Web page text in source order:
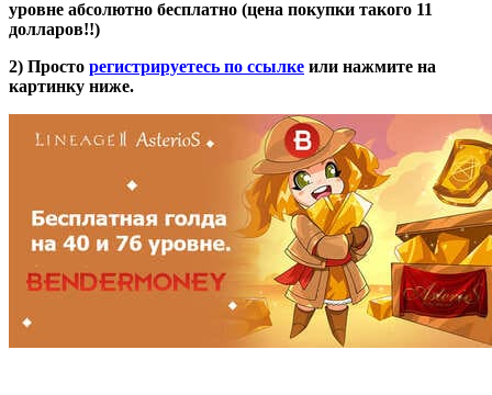
уровне абсолютно бесплатно (цена покупки такого 11
долларов!!)
2) Просто регистрируетесь по ссылке или нажмите на
картинку ниже.